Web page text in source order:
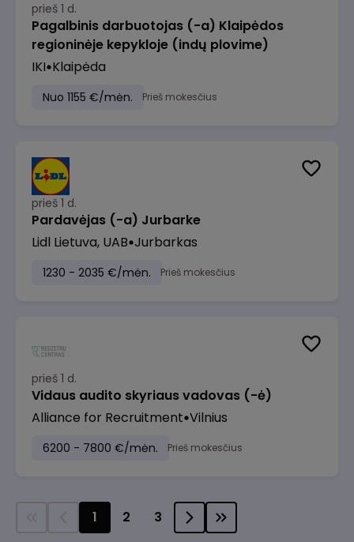
prieš 1 d.
Pagalbinis darbuotojas (-a) Klaipėdos
regioninėje kepykloje (indų plovime)
IKI Klaipėda
Nuo 1155 €/mėn. Prieš mokesčius
prieš 1 d.
Pardavėjas (-a) Jurbarke
Lidl Lietuva, UAB Jurbarkas
1230 - 2035 €/mėn. Prieš mokesčius
prieš 1 d.
Vidaus audito skyriaus vadovas (-ė)
Alliance for Recruitment Vilnius
6200 - 7800 €/mėn. Prieš mokesčius
1 2 3